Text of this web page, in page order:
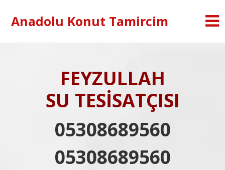
Anadolu Konut Tamircim
FEYZULLAH
SU TESİSATÇISI
05308689560
05308689560